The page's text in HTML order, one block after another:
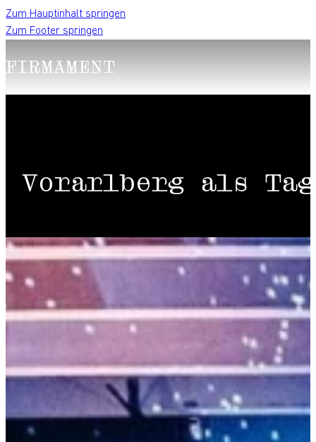
Zum Hauptinhalt springen
Zum Footer springen
Vorarlberg als